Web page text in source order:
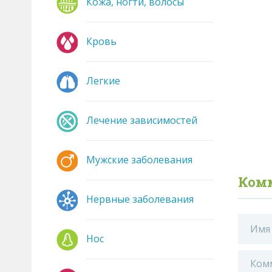
Кровь
Легкие
Лечение зависимостей
Мужские заболевания
Нервные заболевания
Нос